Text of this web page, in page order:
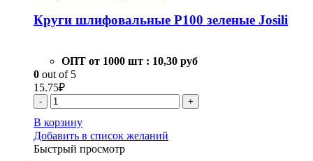
Круги шлифовальные Р100 зеленые Josili
ОПТ от 1000 шт : 10,30 руб
0 out of 5
15.75₽
- +
В корзину
Добавить в список желаний
Быстрый просмотр